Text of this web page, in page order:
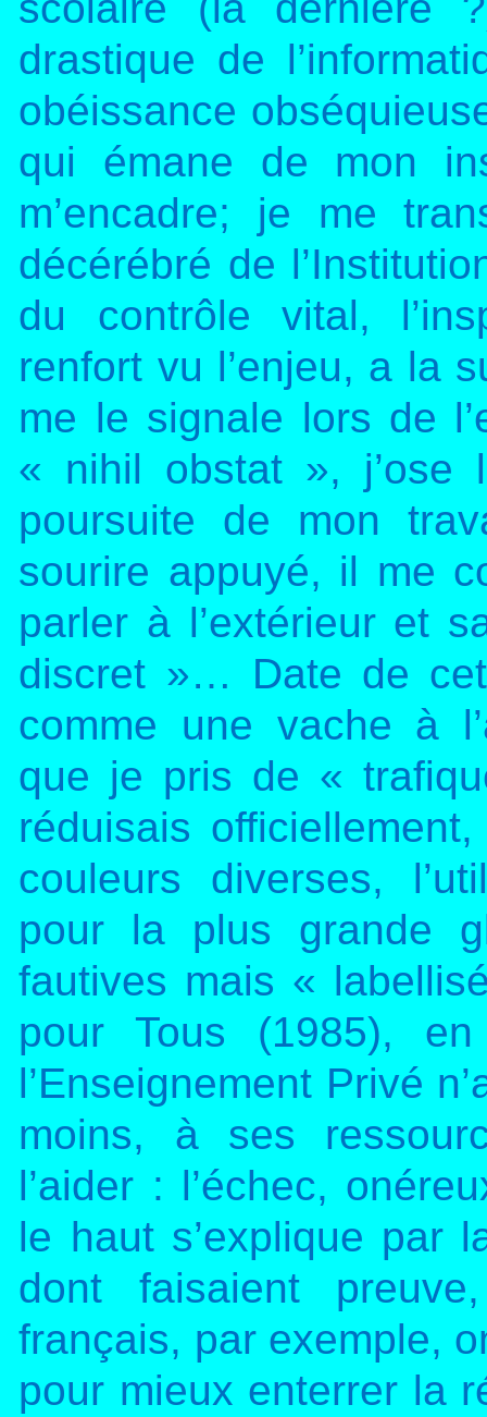
drastique de
obéissance
qui émane de mon
m’encadre; je me
décérébré de
du contrôle vital,
renfort vu l’enjeu, a la
me le signale lors de
« nihil obstat », j’ose
poursuite de mon
sourire appuyé, il me
parler à l’extérieur et
discret »… Date de
comme une vache à
que je pris de «
réduisais
couleurs diverses,
pour la plus grande
fautives mais «
pour Tous (1985),
l’Enseignement Privé
moins, à ses
l’aider : l’échec,
le haut s’explique par
dont faisaient
français, par exemple,
pour mieux enterrer la